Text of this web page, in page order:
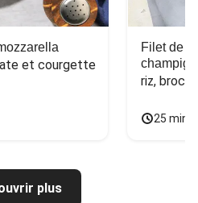
et courgette
Filet de
riz,
25
plus